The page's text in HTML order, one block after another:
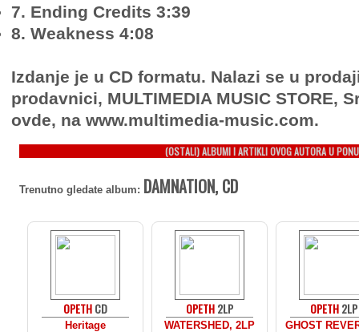
7. Ending Credits 3:39
8. Weakness 4:08
Izdanje je u CD formatu. Nalazi se u
prodavnici, MULTIMEDIA MUSIC STORE,
ovde, na www.multimedia-music.com.
(OSTALI) ALBUMI I ARTIKLI OVOG AUTORA U
Trenutno gledate album: DAMNATION, CD
OPETHCD
Heritage
OPETH2LP
WATERSHED, 2LP
OPETH2LP
GHOST